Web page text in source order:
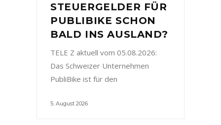
STEUERGELDER FÜR
PUBLIBIKE SCHON
BALD INS AUSLAND?
TELE Z aktuell vom 05.08.2026:
Das Schweizer Unternehmen
PubliBike ist für den
5. August 2026